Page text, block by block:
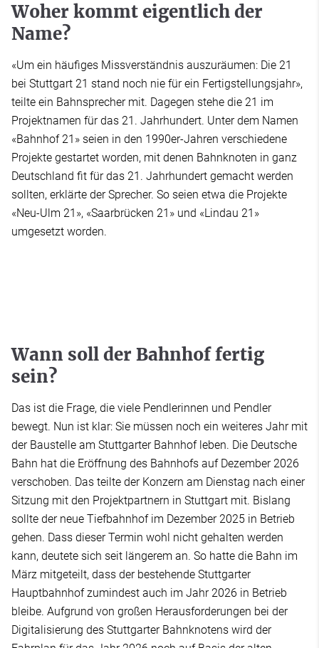
Woher kommt eigentlich der
Name?
«Um ein häufiges Missverständnis auszuräumen: Die 21
bei Stuttgart 21 stand noch nie für ein Fertigstellungsjahr»,
teilte ein Bahnsprecher mit. Dagegen stehe die 21 im
Projektnamen für das 21. Jahrhundert. Unter dem Namen
«Bahnhof 21» seien in den 1990er-Jahren verschiedene
Projekte gestartet worden, mit denen Bahnknoten in ganz
Deutschland fit für das 21. Jahrhundert gemacht werden
sollten, erklärte der Sprecher. So seien etwa die Projekte
«Neu-Ulm 21», «Saarbrücken 21» und «Lindau 21»
umgesetzt worden.
Wann soll der Bahnhof fertig
sein?
Das ist die Frage, die viele Pendlerinnen und Pendler
bewegt. Nun ist klar: Sie müssen noch ein weiteres Jahr mit
der Baustelle am Stuttgarter Bahnhof leben. Die Deutsche
Bahn hat die Eröffnung des Bahnhofs auf Dezember 2026
verschoben. Das teilte der Konzern am Dienstag nach einer
Sitzung mit den Projektpartnern in Stuttgart mit. Bislang
sollte der neue Tiefbahnhof im Dezember 2025 in Betrieb
gehen. Dass dieser Termin wohl nicht gehalten werden
kann, deutete sich seit längerem an. So hatte die Bahn im
März mitgeteilt, dass der bestehende Stuttgarter
Hauptbahnhof zumindest auch im Jahr 2026 in Betrieb
bleibe. Aufgrund von großen Herausforderungen bei der
Digitalisierung des Stuttgarter Bahnknotens wird der